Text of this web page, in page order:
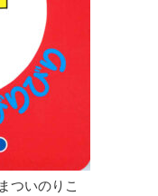
ついのりこ